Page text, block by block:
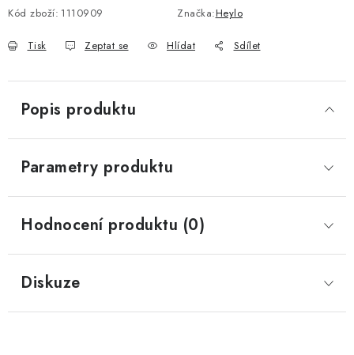
Kód zboží: 1110909 Značka:Heylo
Tisk Zeptat se Hlídat Sdílet
Popis produktu
Parametry produktu
Hodnocení produktu (0)
Diskuze